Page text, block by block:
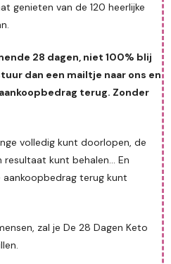
genieten van de 120 heerlijke
28 dagen, niet 100% blij
dan een mailtje naar ons en
terug. Zonder
volledig kunt doorlopen, de
kunt behalen... En
aankoopbedrag terug kunt
zal je De 28 Dagen Keto